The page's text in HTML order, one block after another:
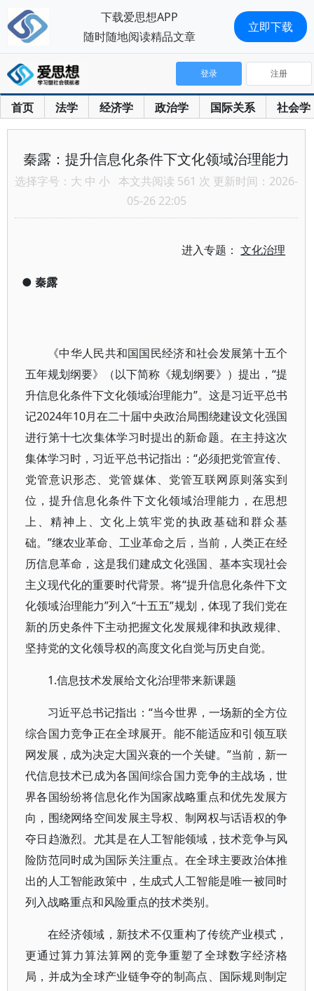
首页 法学 经济学 政治学 国际关系 社会学
登录 注册
秦露：提升信息化条件下文化领域治理能力
选择字号： 大 中 小 本文共阅读 561 次 更新时间：2026-
05-26 22:05
进入专题：文化治理
● 秦露
《中华人民共和国国民经济和社会发展第十五个
五年规划纲要》（以下简称《规划纲要》）提出，“提
升信息化条件下文化领域治理能力”。这是习近平总书
记2024年10月在二十届中央政治局围绕建设文化强国
进行第十七次集体学习时提出的新命题。在主持这次
集体学习时，习近平总书记指出：“必须把党管宣传、
党管意识形态、党管媒体、党管互联网原则落实到
位，提升信息化条件下文化领域治理能力，在思想
上、精神上、文化上筑牢党的执政基础和群众基
础。”继农业革命、工业革命之后，当前，人类正在经
历信息革命，这是我们建成文化强国、基本实现社会
主义现代化的重要时代背景。将“提升信息化条件下文
化领域治理能力”列入“十五五”规划，体现了我们党在
新的历史条件下主动把握文化发展规律和执政规律、
坚持党的文化领导权的高度文化自觉与历史自觉。
1.信息技术发展给文化治理带来新课题
习近平总书记指出：“当今世界，一场新的全方位
综合国力竞争正在全球展开。能不能适应和引领互联
网发展，成为决定大国兴衰的一个关键。”当前，新一
代信息技术已成为各国间综合国力竞争的主战场，世
界各国纷纷将信息化作为国家战略重点和优先发展方
向，围绕网络空间发展主导权、制网权与话语权的争
夺日趋激烈。尤其是在人工智能领域，技术竞争与风
险防范同时成为国际关注重点。在全球主要政治体推
出的人工智能政策中，生成式人工智能是唯一被同时
列入战略重点和风险重点的技术类别。
在经济领域，新技术不仅重构了传统产业模式，
更通过算力算法算网的竞争重塑了全球数字经济格
局，并成为全球产业链争夺的制高点、国际规则制定
下载爱思想APP
随时随地阅读精品文章
立即下载